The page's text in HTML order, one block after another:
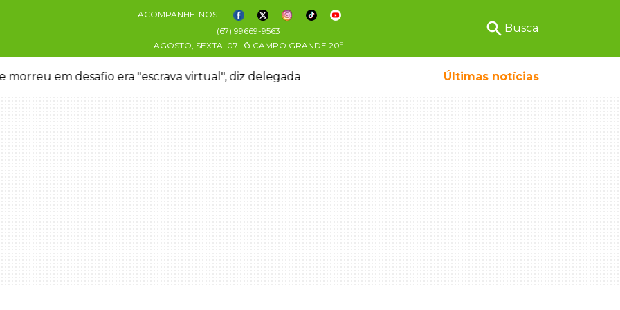
ACOMPANHE-NOS
(67) 99669-9563
AGOSTO, SEXTA 07 CAMPO GRANDE 20º
search Busca
morreu em desafio era "escrava virtual", diz delegada Últimas notícias